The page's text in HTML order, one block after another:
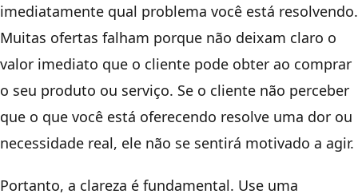
imediatamente qual problema você está resolvendo.
Muitas ofertas falham porque não deixam claro o
valor imediato que o cliente pode obter ao comprar
o seu produto ou serviço. Se o cliente não perceber
que o que você está oferecendo resolve uma dor ou
necessidade real, ele não se sentirá motivado a agir.
Portanto, a clareza é fundamental. Use uma